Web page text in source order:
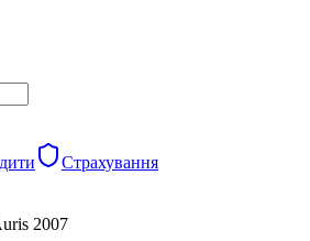
Страхування
2007